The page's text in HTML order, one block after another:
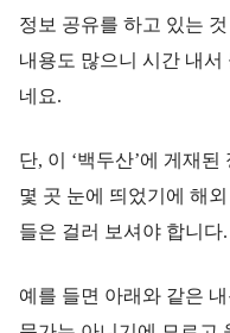
정보 공유를 하고 있는
내용도 많으니 시간 내
네요.
단, 이 ‘백두산’에 게재
몇 곳 눈에 띄었기에 해
들은 걸러 보셔야 합니다.
예를 들면 아래와 같은